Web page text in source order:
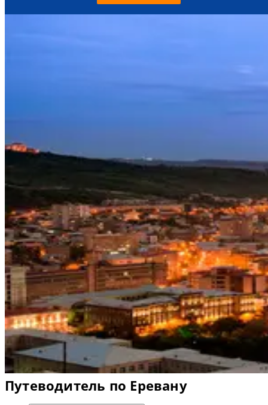
Путеводитель по Еревану